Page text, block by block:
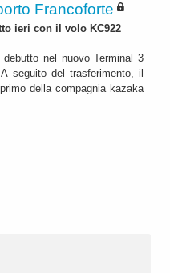
Francoforte
ieri con il volo KC922
nel nuovo Terminal 3
seguito del trasferimento, il
della compagnia kazaka